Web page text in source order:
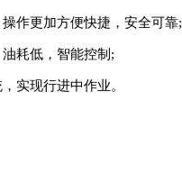
作更加方便快捷，安全可靠;
耗低，智能控制;
实现行进中作业。